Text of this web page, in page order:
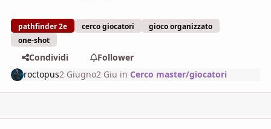
pathfinder 2e cerco giocatori
gioco organizzato
one-shot
Condividi
Follower
roctopus2 Giugno2 Giu in Cerco master/giocatori